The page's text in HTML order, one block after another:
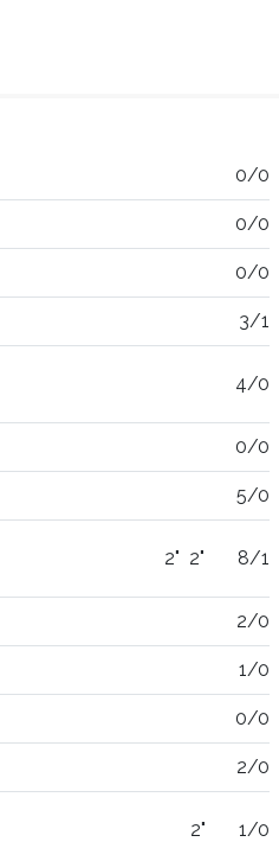
0/0
0/0
0/0
3/1
4/0
0/0
5/0
2" 2" 8/1
2/0
1/0
0/0
2/0
2" 1/0